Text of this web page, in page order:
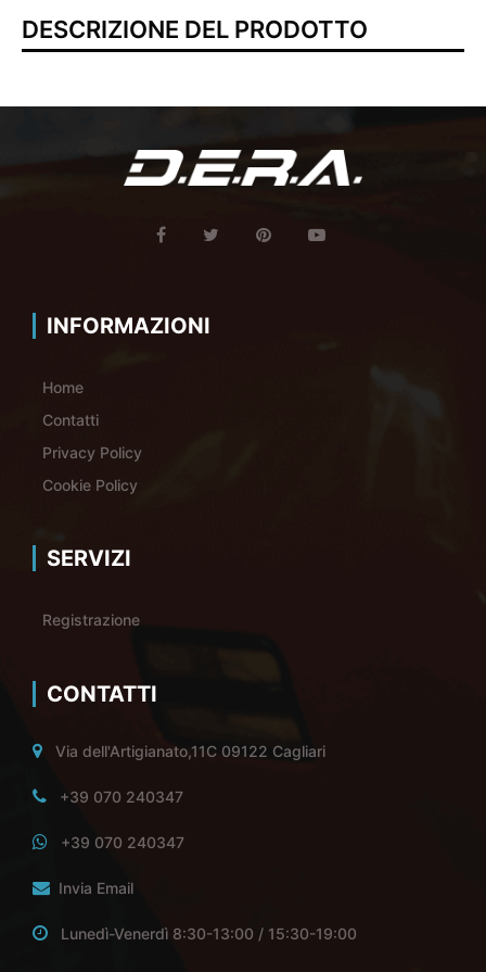
DESCRIZIONE DEL PRODOTTO
INFORMAZIONI
Home
Contatti
Privacy Policy
Cookie Policy
SERVIZI
Registrazione
CONTATTI
Via dell'Artigianato,11C 09122 Cagliari
+39 070 240347
+39 070 240347
Invia Email
Lunedì-Venerdì 8:30-13:00 / 15:30-19:00